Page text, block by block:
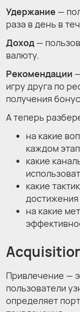
Удержание —
раза в день в
Доход —
валюту.
Рекомендации
игру друга по
получения
А теперь
на какие
каждом
какие
какие
достижения
на какие
Привлечение —
пользователи
определяет